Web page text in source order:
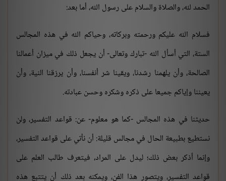
الحمد لله، والصلاة والسلام على رسول الله، أما بعد:
فسلام الله عليكم ورحمته وبركاته، وحياكم الله في هذه المجالس
الستة، التي أسأل الله -تبارك وتعالى- أن يجعل ذلك في ميزان أعمالنا
الصالحة، وأن يلهمنا رشدنا، ويقينا شر أنفسنا، وأن يرزقنا النية، وأن
يعيننا وإياكم جميعا على ذكره وشكره وحسن عبادته.
حديثنا في هذه المجالس -كما هو معلوم- عن: قواعد التفسير، ولن
نستطيع بطبيعة الحال في مجالس قليلة: أن نأتي على قواعد التفسير،
وإنما أذكر بعض ذلك؛ ليدل على المراد، فيتعرف طالب العلم على
قواعد التفسير، ويتصور هذا الفن، ويمكنه بعد ذلك أن يتتبع هذه